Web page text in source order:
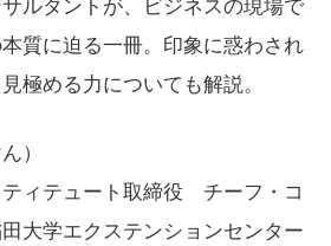
ルタントが、ビジネスの現場で
質に迫る一冊。印象に惑わされ
極める力についても解説。
）
ィテュート取締役 チーフ・コ
大学エクステンションセンター